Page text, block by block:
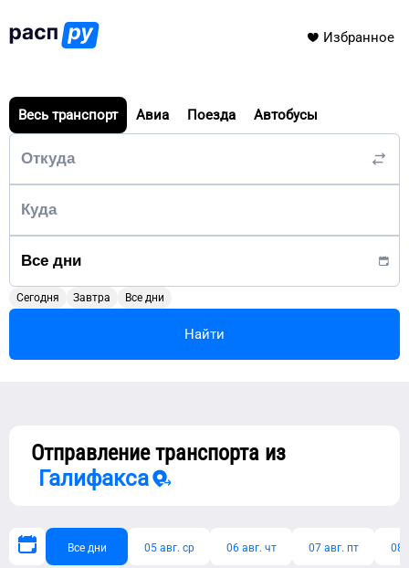
Избранное
Весь транспорт Авиа Поезда Автобусы
Сегодня Завтра Все дни
Найти
Отправление транспорта из
Галифакса
Все дни 05 авг. ср 06 авг. чт 07 авг. пт 08